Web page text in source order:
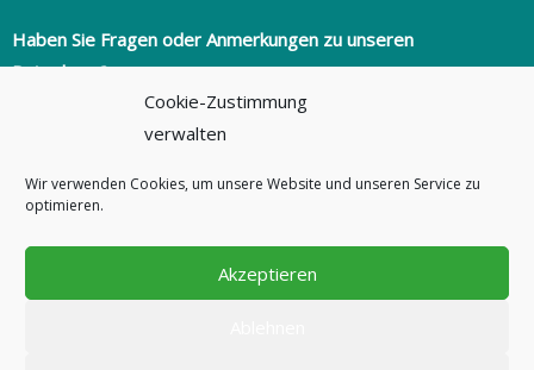
Cookie-Zustimmung
verwalten
Wir verwenden Cookies, um unsere Website und unseren Service zu
optimieren.
Akzeptieren
Haben Sie Fragen oder Anmerkungen zu unseren
Ratgebern?
info@ratgeber-fuer-alltagsprobleme.de
ratgeber-fuer-alltagsprobleme.de